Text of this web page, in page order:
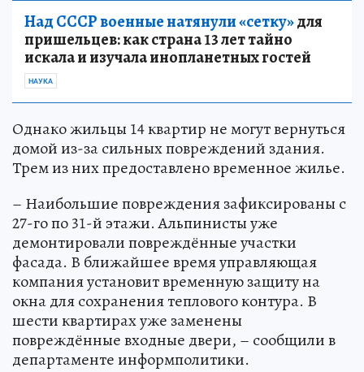
Над СССР военные натянули «сетку»для
пришельцев: как страна 13 лет тайно
искала и изучала инопланетных гостей
НАУКА
Однако жильцы 14 квартир не могут вернуться
домой из-за сильных повреждений здания.
Трем из них предоставлено временное жилье.
– Наибольшие повреждения зафиксированы с
27-го по 31-й этажи. Альпинисты уже
демонтировали повреждённые участки
фасада. В ближайшее время управляющая
компания установит временную защиту на
окна для сохранения теплового контура. В
шести квартирах уже заменены
повреждённые входные двери, – сообщили в
департаменте информполитики.